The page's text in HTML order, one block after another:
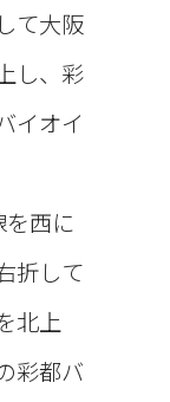
て大阪
し、彩
イオイ
を西に
折して
北上
彩都バ